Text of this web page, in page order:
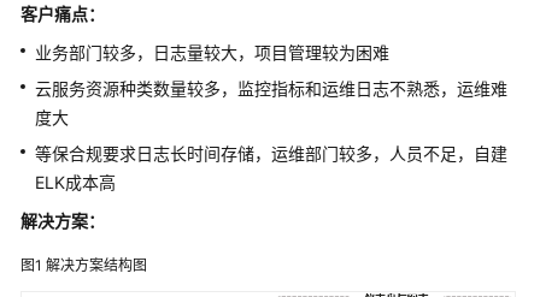
与
实
践
卓
越
架
技
术
客户痛点：
业务部门较多，日志量较大，项目管理较为困难
云服务资源种类数量较多，监控指标和运维日志不熟悉，运维难
度大
等保合规要求日志长时间存储，运维部门较多，人员不足，自建
ELK成本高
解决方案：
图1 解决方案结构图